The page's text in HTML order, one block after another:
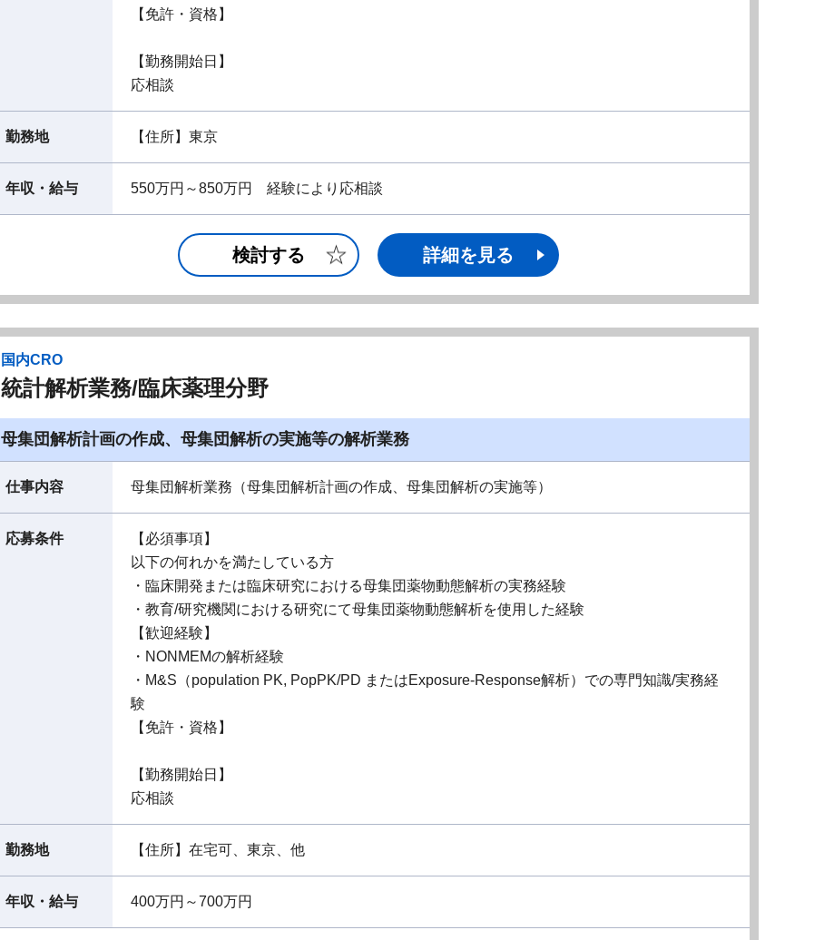
【免許・資格】
【勤務開始日】
応相談
勤務地 【住所】東京
年収・給与 550万円～850万円 経験により応相談
検討する 詳細を見る
国内CRO
統計解析業務/臨床薬理分野
母集団解析計画の作成、母集団解析の実施等の解析業務
仕事内容 母集団解析業務（母集団解析計画の作成、母集団解析の実施等）
応募条件
【必須事項】
以下の何れかを満たしている方
・臨床開発または臨床研究における母集団薬物動態解析の実務経験
・教育/研究機関における研究にて母集団薬物動態解析を使用した経験
【歓迎経験】
・NONMEMの解析経験
・M&S（population PK, PopPK/PD またはExposure-Response解析）での専門知識/実務経
験
【免許・資格】
【勤務開始日】
応相談
勤務地 【住所】在宅可、東京、他
年収・給与 400万円～700万円